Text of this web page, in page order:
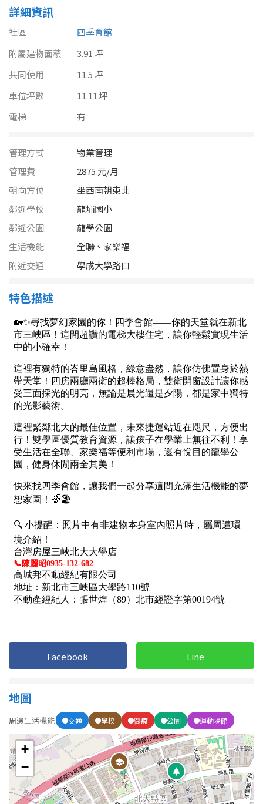
嘉義市
嘉義縣
台南市
高雄市
澎湖縣
台東縣
花蓮縣
坪數
20~30 坪
40~50 坪
80坪以上
樓層
不拘
5~10樓 11~20樓
21樓以上
~ 樓
格局
不拘
2房
4房 5房以上
屋齡
不拘
5 年以下
20-30 年 30-40 年
售價
詳細資訊
社區
四季會館
附屬建物面積
3.91 坪
共同使用
11.5 坪
車位坪數
11.11 坪
電梯
有
管理方式
物業管理
管理費
2875 元/月
朝向方位
坐西南朝東北
鄰近學校
龍埔國小
鄰近公園
龍學公園
生活機能
全聯、家樂福
附近交通
學成大學路口
特色描述
Facebook Line
地圖
周邊生活機能 交通 學校 醫療 公園 運動場館
+
−